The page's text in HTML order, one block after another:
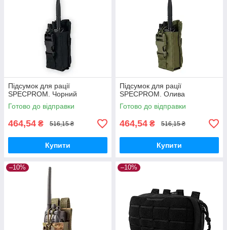
Підсумок для рації
SPECPROM. Чорний
Готово до відправки
464,54 ₴ 516,15 ₴
Купити
Підсумок для рації
SPECPROM. Олива
Готово до відправки
464,54 ₴ 516,15 ₴
Купити
–10% –10%